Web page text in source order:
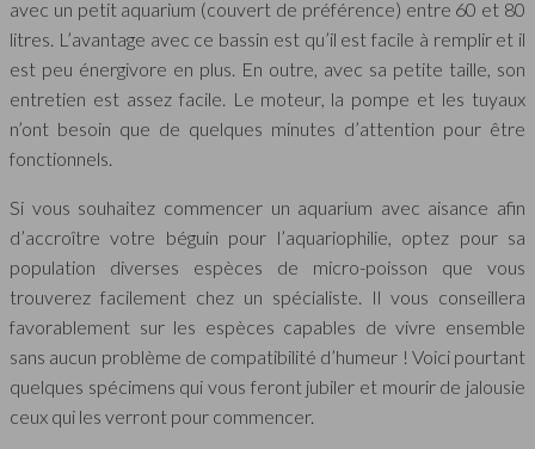
avec un petit aquarium (couvert de préférence) entre 60 et 80
litres. L’avantage avec ce bassin est qu’il est facile à remplir et il
est peu énergivore en plus. En outre, avec sa petite taille, son
entretien est assez facile. Le moteur, la pompe et les tuyaux
n’ont besoin que de quelques minutes d’attention pour être
fonctionnels.
Si vous souhaitez commencer un aquarium avec aisance afin
d’accroître votre béguin pour l’aquariophilie, optez pour sa
population diverses espèces de micro-poisson que vous
trouverez facilement chez un spécialiste. Il vous conseillera
favorablement sur les espèces capables de vivre ensemble
sans aucun problème de compatibilité d’humeur ! Voici pourtant
quelques spécimens qui vous feront jubiler et mourir de jalousie
ceux qui les verront pour commencer.